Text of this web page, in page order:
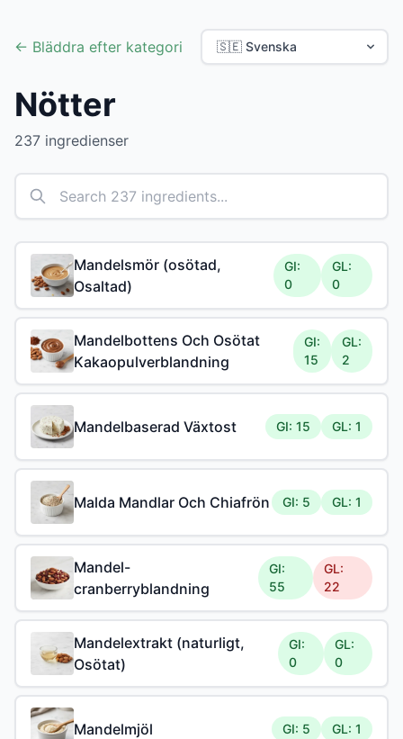
← Bläddra efter kategori
Nötter
237 ingredienser
Mandelsmör (osötad,
Osaltad)
GI:
0
GL:
0
Mandelbottens Och Osötat
Kakaopulverblandning
GI:
15
GL:
2
Mandelbaserad Växtost GI: 15 GL: 1
Malda Mandlar Och Chiafrön GI: 5 GL: 1
Mandel-
cranberryblandning
GI:
55
GL:
22
Mandelextrakt (naturligt,
Osötat)
GI:
0
GL:
0
Mandelmjöl GI: 5 GL: 1